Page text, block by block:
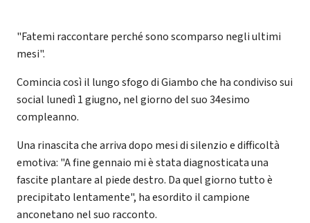
"Fatemi raccontare perché sono scomparso negli ultimi
mesi".
Comincia così il lungo sfogo di Giambo che ha condiviso sui
social lunedì 1 giugno, nel giorno del suo 34esimo
compleanno.
Una rinascita che arriva dopo mesi di silenzio e difficoltà
emotiva: "A fine gennaio mi è stata diagnosticata una
fascite plantare al piede destro. Da quel giorno tutto è
precipitato lentamente", ha esordito il campione
anconetano nel suo racconto.